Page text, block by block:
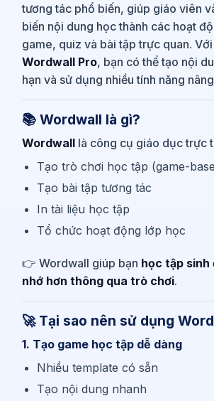
tương tác phổ biến, giúp giáo viên
biến nội dung học thành các hoạt
game, quiz và bài tập trực quan. Với
Wordwall Pro, bạn có thể tạo nội
hạn và sử dụng nhiều tính năng
📚 Wordwall là gì?
Wordwall là công cụ giáo dục trực
Tạo trò chơi học tập (game-
Tạo bài tập tương tác
In tài liệu học tập
Tổ chức hoạt động lớp học
👉 Wordwall giúp bạn học tập sinh
nhớ hơn thông qua trò chơi.
🚀 Tại sao nên sử dụng
1. Tạo game học tập dễ dàng
Nhiều template có sẵn
Tạo nội dung nhanh